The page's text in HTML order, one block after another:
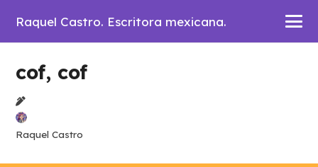
Raquel Castro. Escritora mexicana.
cof, cof
Raquel Castro